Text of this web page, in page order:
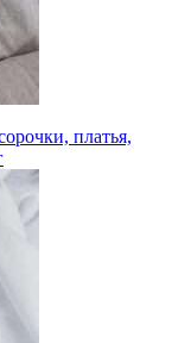
платья,